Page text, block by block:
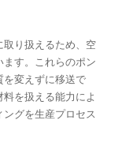
取り扱えるため、空
す。これらのポン
を変えずに移送で
を扱える能力によ
グを生産プロセス